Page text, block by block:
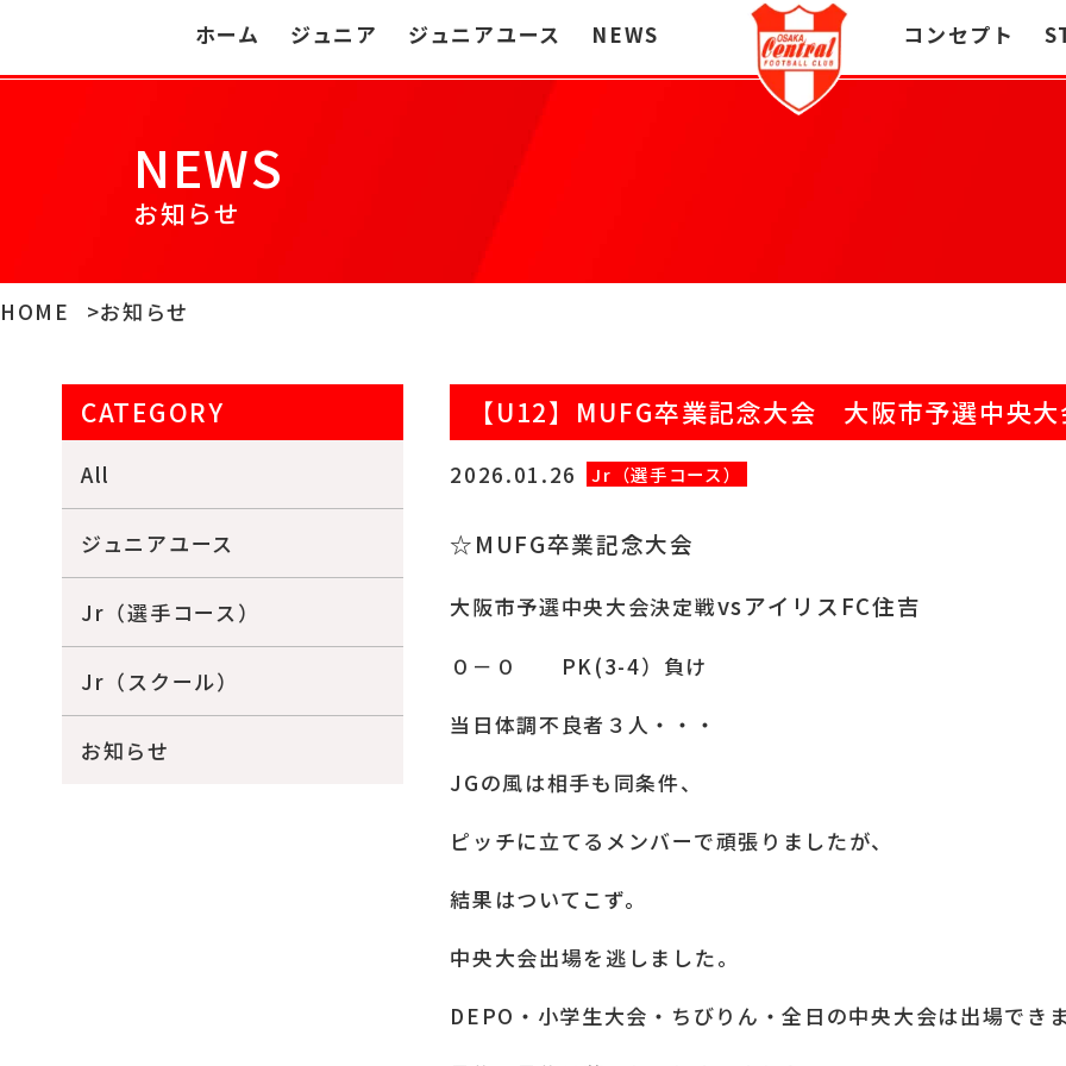
ホーム ジュニア ジュニアユース NEWS コンセプト
NEWS
お知らせ
HOME お知らせ
【U12】MUFG卒業記念大会 大阪市予選中央
2026.01.26 Jr（選手コース）
☆MUFG卒業記念大会
大阪市予選中央大会決定戦vsアイリスFC住吉
０－０ PK(3-4）負け
当日体調不良者３人・・・
JGの風は相手も同条件、
ピッチに立てるメンバーで頑張りましたが、
結果はついてこず。
中央大会出場を逃しました。
DEPO・小学生大会・ちびりん・全日の中央大会は出場できま
CATEGORY
All
ジュニアユース
Jr（選手コース）
Jr（スクール）
お知らせ